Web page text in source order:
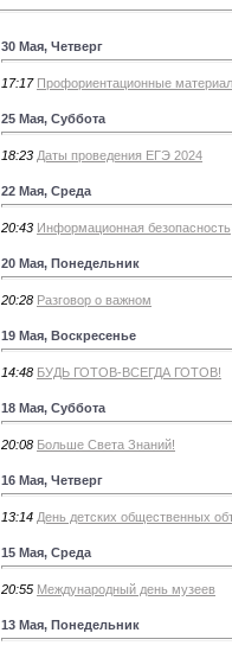
30 Мая, Четверг
17:17 Профориентационные
25 Мая, Суббота
18:23 Даты проведения ЕГЭ 2024
22 Мая, Среда
20:43 Информационная безопасность
20 Мая, Понедельник
20:28 Разговор о важном
19 Мая, Воскресенье
14:48 БУДЬ ГОТОВ-ВСЕГДА ГОТОВ!
18 Мая, Суббота
20:08 Больше Света Знаний!
16 Мая, Четверг
13:14 День детских общественных
15 Мая, Среда
20:55 Международный день музеев
13 Мая, Понедельник